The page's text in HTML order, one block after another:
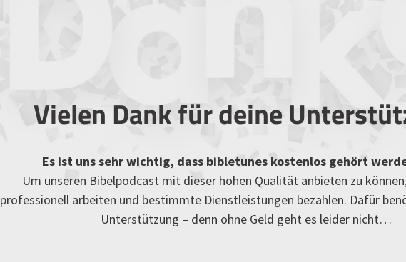
Vielen Dank für deine
Es ist uns sehr wichtig, dass bibletunes kostenlos gehört
Um unseren Bibelpodcast mit dieser hohen Qualität anbieten zu
professionell arbeiten und bestimmte Dienstleistungen bezahlen. Dafür
Unterstützung – denn ohne Geld geht es leider nicht…